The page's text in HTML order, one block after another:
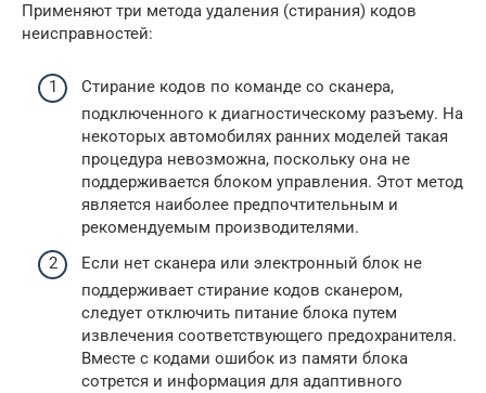
Применяют три метода удаления (стирания) кодов
неисправностей:
Стирание кодов по команде со сканера,
подключенного к диагностическому разъему. На
некоторых автомобилях ранних моделей такая
процедура невозможна, поскольку она не
поддерживается блоком управления. Этот метод
является наиболее предпочтительным и
рекомендуемым производителями.
Если нет сканера или электронный блок не
поддерживает стирание кодов сканером,
следует отключить питание блока путем
извлечения соответствующего предохранителя.
Вместе с кодами ошибок из памяти блока
сотрется и информация для адаптивного